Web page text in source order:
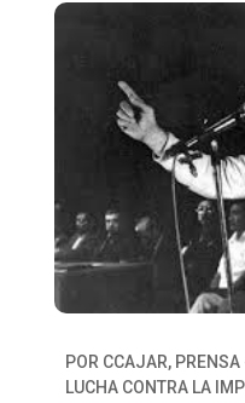
POR CCAJAR, PRENSA
LUCHA CONTRA LA